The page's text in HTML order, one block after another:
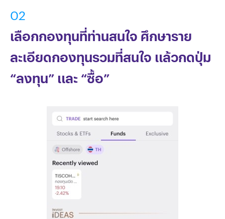
02
เลือกกองทุนที่ท่านสนใจ ศึกษาราย
ละเอียดกองทุนรวมที่สนใจ แล้วกดปุ่ม
“ลงทุน” และ “ซื้อ”